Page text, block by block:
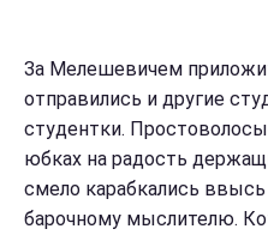
За Мелешевичем
отправились и другие
студентки.
юбках на радость
смело карабкались
барочному мыслителю.